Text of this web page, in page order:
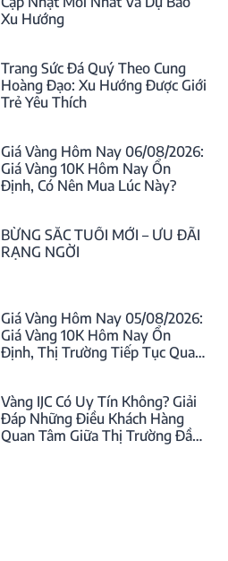
Xu Hướng
Trang Sức Đá Quý Theo Cung
Hoàng Đạo: Xu Hướng Được Giới
Trẻ Yêu Thích
Giá Vàng Hôm Nay 06/08/2026:
Giá Vàng 10K Hôm Nay Ổn
Định, Có Nên Mua Lúc Này?
BỪNG SẮC TUỔI MỚI – ƯU ĐÃI
RẠNG NGỜI
Giá Vàng Hôm Nay 05/08/2026:
Giá Vàng 10K Hôm Nay Ổn
Định, Thị Trường Tiếp Tục Quan
Vàng IJC Có Uy Tín Không? Giải
Đáp Những Điều Khách Hàng
Quan Tâm Giữa Thị Trường Đầy